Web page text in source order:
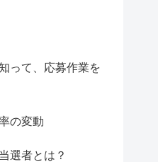
って、応募作業を
の変動
選者とは？